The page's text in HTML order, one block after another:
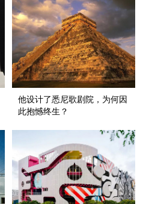
他设计了悉尼歌剧院，为何因
此抱憾终生？